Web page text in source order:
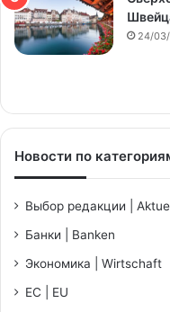
24/
Новости по
Выбор редакции |
Банки | Banken
Экономика | Wirtschaft
ЕС | EU